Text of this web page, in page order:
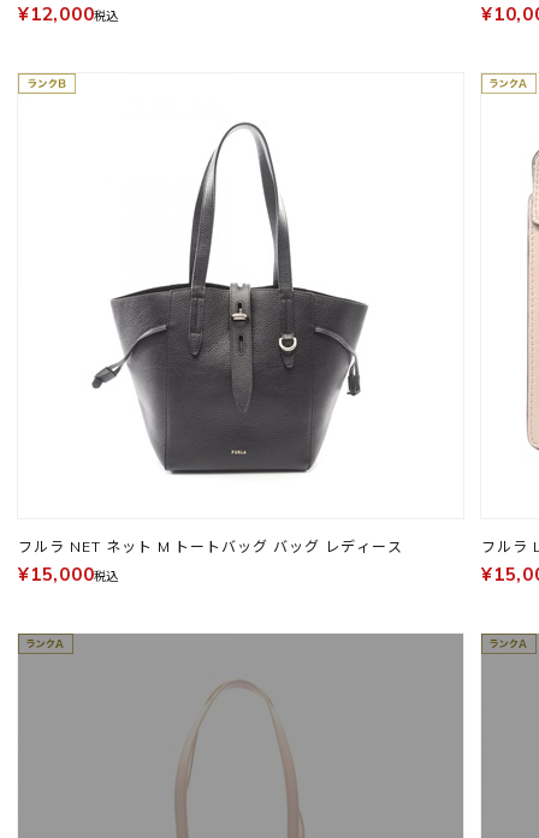
¥12,000税込
フルラ NET ネット M トートバッグ バッグ レディース
¥15,000税込
フルラ